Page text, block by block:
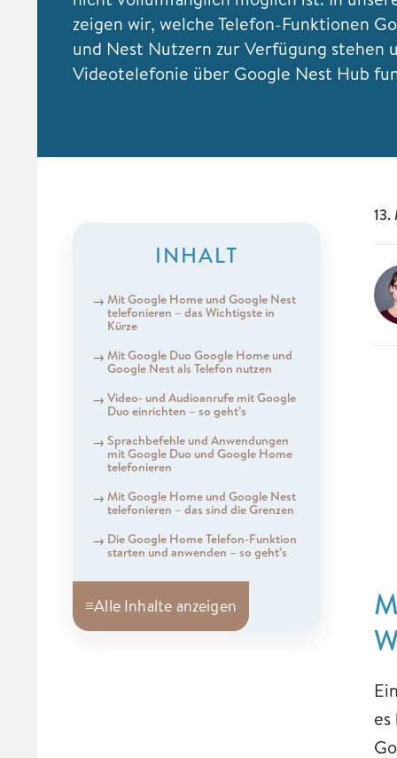
zeigen wir, welche Telefon-Funktionen
und Nest Nutzern zur Verfügung stehen
Videotelefonie über Google Nest Hub
INHALT
Mit Google Home und Google Nest
telefonieren – das Wichtigste in
Kürze
Mit Google Duo Google Home und
Google Nest als Telefon nutzen
Video- und Audioanrufe mit Google
Duo einrichten – so geht’s
Sprachbefehle und Anwendungen
mit Google Duo und Google Home
telefonieren
Mit Google Home und Google Nest
telefonieren – das sind die Grenzen
Die Google Home Telefon-Funktion
starten und anwenden – so geht’s
≡Alle Inhalte anzeigen
13.